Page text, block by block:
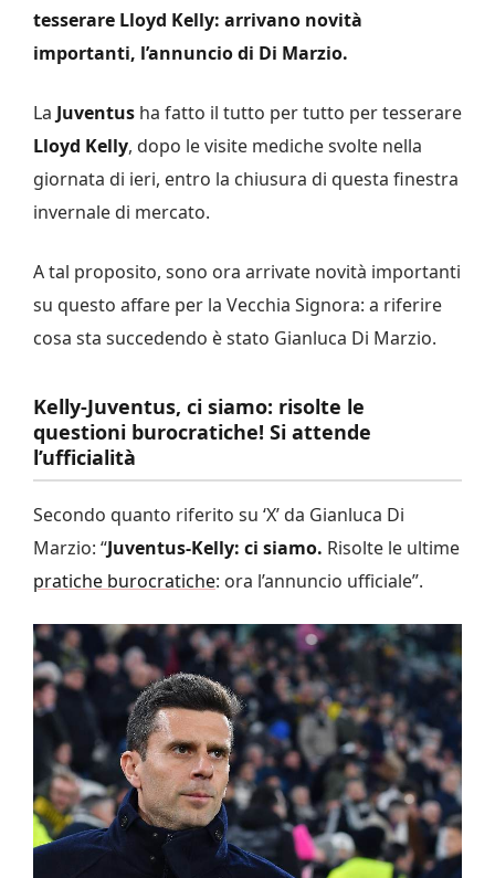
tesserare Lloyd Kelly: arrivano novità
importanti, l’annuncio di Di Marzio.
La Juventus ha fatto il tutto per tutto per tesserare
Lloyd Kelly, dopo le visite mediche svolte nella
giornata di ieri, entro la chiusura di questa finestra
invernale di mercato.
A tal proposito, sono ora arrivate novità importanti
su questo affare per la Vecchia Signora: a riferire
cosa sta succedendo è stato Gianluca Di Marzio.
Kelly-Juventus, ci siamo: risolte le
questioni burocratiche! Si attende
l’ufficialità
Secondo quanto riferito su ‘X’ da Gianluca Di
Marzio: “Juventus-Kelly: ci siamo. Risolte le ultime
pratiche burocratiche: ora l’annuncio ufficiale”.